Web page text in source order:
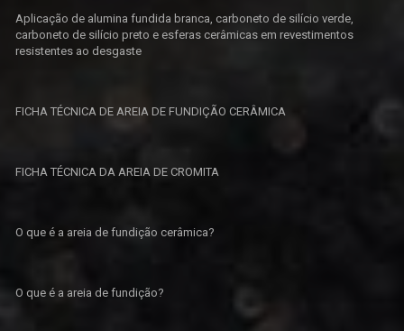
Aplicação de alumina fundida branca, carboneto de silício verde,
carboneto de silício preto e esferas cerâmicas em revestimentos
resistentes ao desgaste
FICHA TÉCNICA DE AREIA DE FUNDIÇÃO CERÂMICA
FICHA TÉCNICA DA AREIA DE CROMITA
O que é a areia de fundição cerâmica?
O que é a areia de fundição?